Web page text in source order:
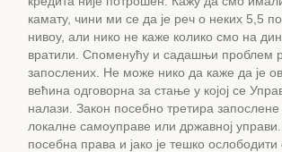
камату, чини ми се да је реч о неких 5,5
нивоу, али нико не каже колико смо на
вратили. Споменућу и садашњи проблем
запослених. Не може нико да каже да је
већина одговорна за стање у којој се
налази. Закон посебно третира
локалне самоуправе или државној
посебна права и јако је тешко